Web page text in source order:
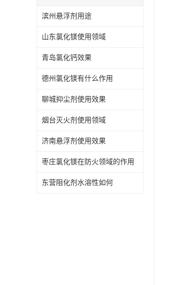
滨州悬浮剂用途
山东氯化镁使用领域
青岛氯化钙效果
德州氯化镁有什么作用
聊城抑尘剂使用效果
烟台灭火剂使用领域
济南悬浮剂使用效果
枣庄氯化镁在防火领域的作用
东营阻化剂水溶性如何